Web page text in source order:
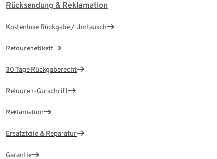
Rücksendung & Reklamation
Kostenlose Rückgabe / Umtausch
Retourenetikett
30 Tage Rückgaberecht
Retouren-Gutschrift
Reklamation
Ersatzteile & Reparatur
Garantie